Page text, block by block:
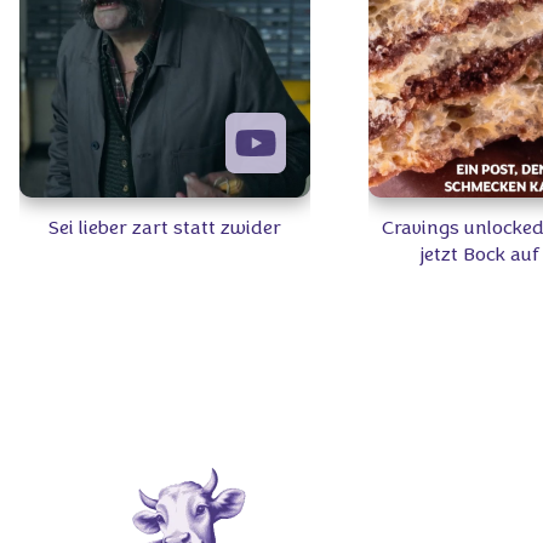
Sei lieber zart statt zwider
Cravings
jetzt Bock